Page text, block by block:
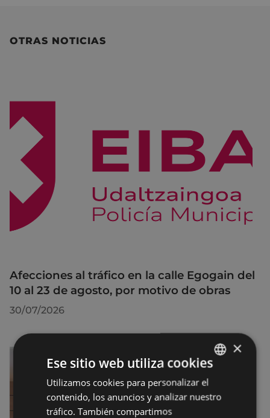
OTRAS NOTICIAS
Afecciones al tráfico en la calle Egogain del
10 al 23 de agosto, por motivo de obras
30/07/2026
BASQUE
SPANISH
×
Ese sitio web utiliza cookies
Utilizamos cookies para personalizar el
contenido, los anuncios y analizar nuestro
tráfico. También compartimos